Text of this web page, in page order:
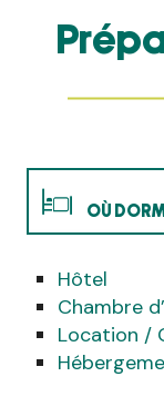
OÙ
OÙ
QUE
Hôtel
Chambre
Location /